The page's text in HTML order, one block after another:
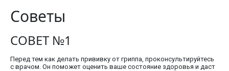
Советы
СОВЕТ №1
Перед тем как делать прививку от гриппа, проконсультируйтесь
с врачом. Он поможет оценить ваше состояние здоровья и даст